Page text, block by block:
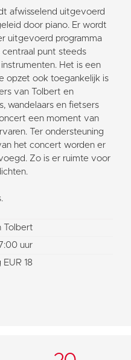
afwisselend uitgevoerd
door piano. Er wordt
uitgevoerd programma
punt steeds
Het is een
opzet ook toegankelijk is
van Tolbert en
wandelaars en fietsers
een moment van
Ter ondersteuning
het concert worden er
Zo is er ruimte voor
Tolbert
uur
EUR 18